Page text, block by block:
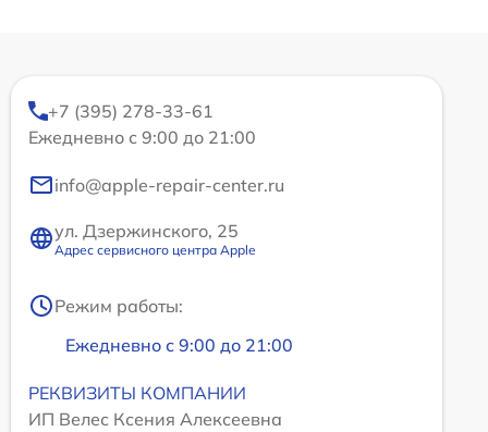
+7 (395) 278-33-61
Ежедневно с 9:00 до 21:00
info@apple-repair-center.ru
ул. Дзержинского, 25
Адрес сервисного центра Apple
Режим работы:
Ежедневно с 9:00 до 21:00
РЕКВИЗИТЫ КОМПАНИИ
ИП Велес Ксения Алексеевна